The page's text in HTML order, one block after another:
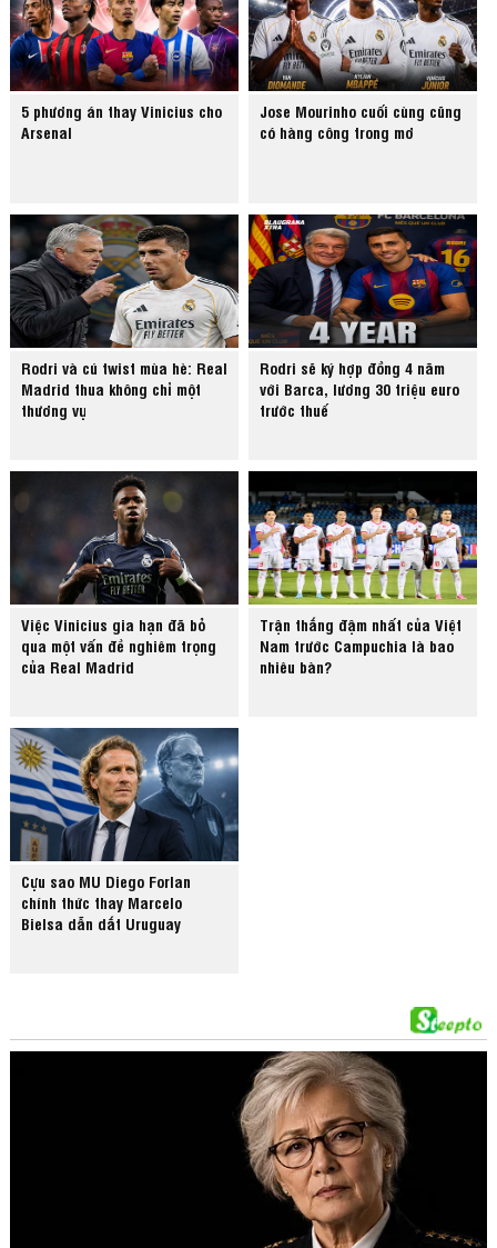
5 phương án thay Vinicius cho
Arsenal
Jose Mourinho cuối cùng cũng
có hàng công trong mơ
Rodri và cú twist mùa hè: Real
Madrid thua không chỉ một
thương vụ
Rodri sẽ ký hợp đồng 4 năm
với Barca, lương 30 triệu euro
trước thuế
Việc Vinicius gia hạn đã bỏ
qua một vấn đề nghiêm trọng
của Real Madrid
Trận thắng đậm nhất của Việt
Nam trước Campuchia là bao
nhiêu bàn?
Cựu sao MU Diego Forlan
chính thức thay Marcelo
Bielsa dẫn dắt Uruguay